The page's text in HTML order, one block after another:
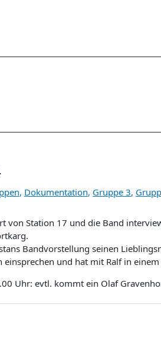
, Dokumentation, Gruppe 3,
von Station 17 und die Band
Bandvorstellung seinen
und hat mit Ralf in
Uhr: evtl. kommt ein Olaf